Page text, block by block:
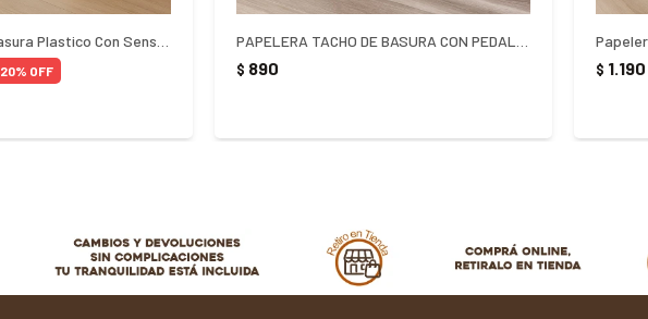
20 $ 890 $ 1.190